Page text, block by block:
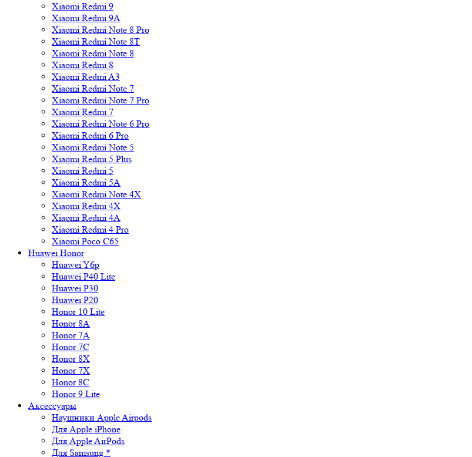
Xiaomi Redmi 9
Xiaomi Redmi 9A
Xiaomi Redmi Note 8 Pro
Xiaomi Redmi Note 8T
Xiaomi Redmi Note 8
Xiaomi Redmi 8
Xiaomi Redmi A3
Xiaomi Redmi Note 7
Xiaomi Redmi Note 7 Pro
Xiaomi Redmi 7
Xiaomi Redmi Note 6 Pro
Xiaomi Redmi 6 Pro
Xiaomi Redmi Note 5
Xiaomi Redmi 5 Plus
Xiaomi Redmi 5
Xiaomi Redmi 5A
Xiaomi Redmi Note 4X
Xiaomi Redmi 4X
Xiaomi Redmi 4A
Xiaomi Redmi 4 Pro
Xiaomi Poco C65
Huawei Honor
Huawei Y6p
Huawei P40 Lite
Huawei P30
Huawei P20
Honor 10 Lite
Honor 8A
Honor 7A
Honor 7C
Honor 8X
Honor 7X
Honor 8C
Honor 9 Lite
Аксессуары
Наушники Apple Airpods
Для Apple iPhone
Для Apple AirPods
Для Samsung *